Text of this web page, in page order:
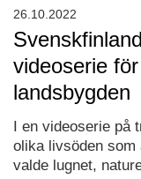
videoserie
landsbygden
I en videoserie
olika livsöden som
valde lugnet,
26.10.2022